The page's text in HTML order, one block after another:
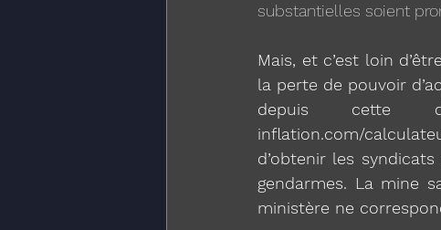
substantielles soient
Mais, et c’est loin
la perte de pouvoir
depuis cette
inflation.com/
d’obtenir les
gendarmes. La mine
ministère ne